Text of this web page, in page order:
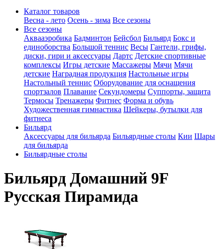
Каталог товаров
Весна - лето Осень - зима Все сезоны
Все сезоны
Аквааэробика Бадминтон Бейсбол Бильярд Бокс и
единоборства Большой теннис Весы Гантели, грифы,
диски, гири и аксессуары Дартс Детские спортивные
комплексы Игры детские Массажеры Мячи Мячи
детские Наградная продукция Настольные игры
Настольный теннис Оборудование для оснащения
спортзалов Плавание Секундомеры Суппорты, защита
Термосы Тренажеры Фитнес Форма и обувь
Художественная гимнастика Шейкеры, бутылки для
фитнеса
Бильярд
Аксессуары для бильярда Бильярдные столы Кии Шары
для бильярда
Бильярдные столы
Бильярд Домашний 9F
Русская Пирамида